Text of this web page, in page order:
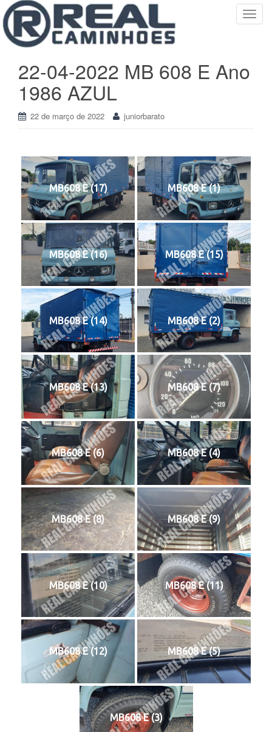
T
l
g
a
i
o
n
22-04-2022 MB 608 E Ano
1986 AZUL
22 de março de 2022 juniorbarato
MB608 E (17) MB608 E (1)
MB608 E (16) MB608 E (15)
MB608 E (14) MB608 E (2)
MB608 E (13) MB608 E (7)
MB608 E (6) MB608 E (4)
MB608 E (8) MB608 E (9)
MB608 E (10) MB608 E (11)
MB608 E (12) MB608 E (5)
MB608 E (3)